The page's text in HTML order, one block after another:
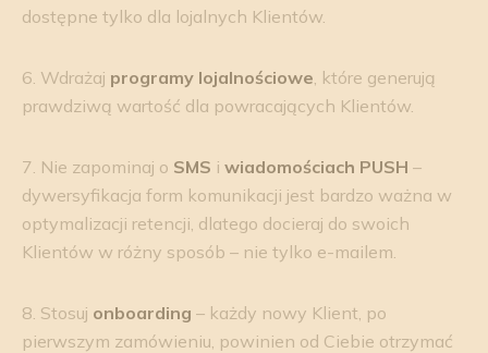
dostępne tylko dla lojalnych Klientów.
6. Wdrażaj programy lojalnościowe , które generują
prawdziwą wartość dla powracających Klientów.
7. Nie zapominaj o SMS i wiadomościach PUSH –
dywersyfikacja form komunikacji jest bardzo ważna w
optymalizacji retencji, dlatego docieraj do swoich
Klientów w różny sposób – nie tylko e-mailem.
8. Stosuj onboarding – każdy nowy Klient, po
pierwszym zamówieniu, powinien od Ciebie otrzymać